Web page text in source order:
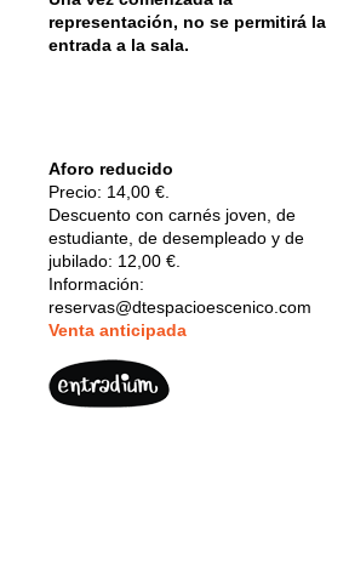
representación, no se permitirá la
entrada a la sala.
Aforo reducido
Precio: 14,00 €.
Descuento con carnés joven, de
estudiante, de desempleado y de
jubilado: 12,00 €.
Información:
reservas@dtespacioescenico.com
Venta anticipada